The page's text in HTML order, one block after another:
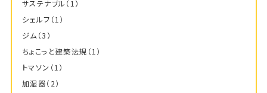
サステナブル （1）
シェルフ （1）
ジム （3）
ちょこっと建築法規 （1）
トマソン （1）
加湿器（2）